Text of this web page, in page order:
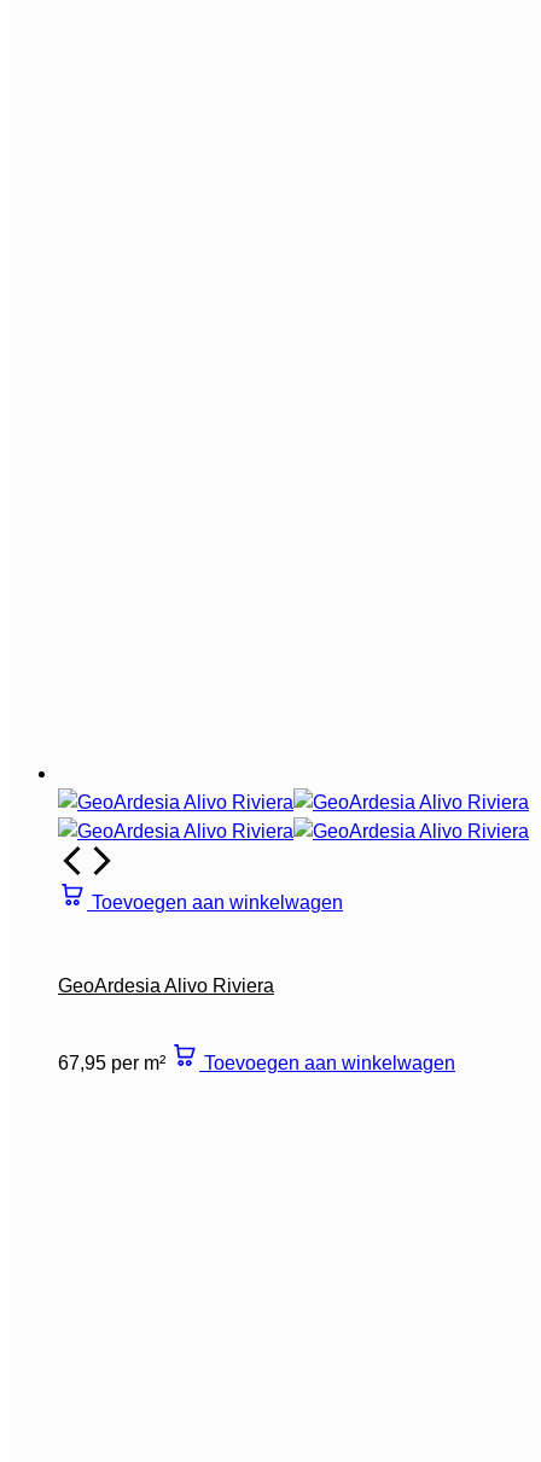
Toevoegen aan winkelwagen
GeoArdesia Alivo Riviera
67,95 per m² Toevoegen aan winkelwagen